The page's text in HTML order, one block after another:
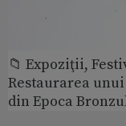
📁 Expoziţii,
Restaurarea
din Epoca